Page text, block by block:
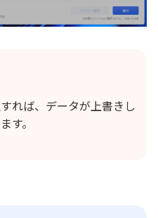
れば、データが上書きし
す。